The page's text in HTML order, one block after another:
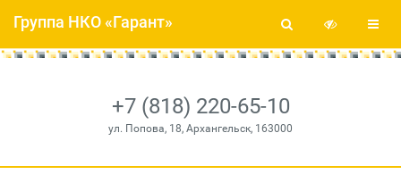
+7 (818) 220-65-10
ул. Попова, 18, Архангельск, 163000
Группа НКО «Гарант»